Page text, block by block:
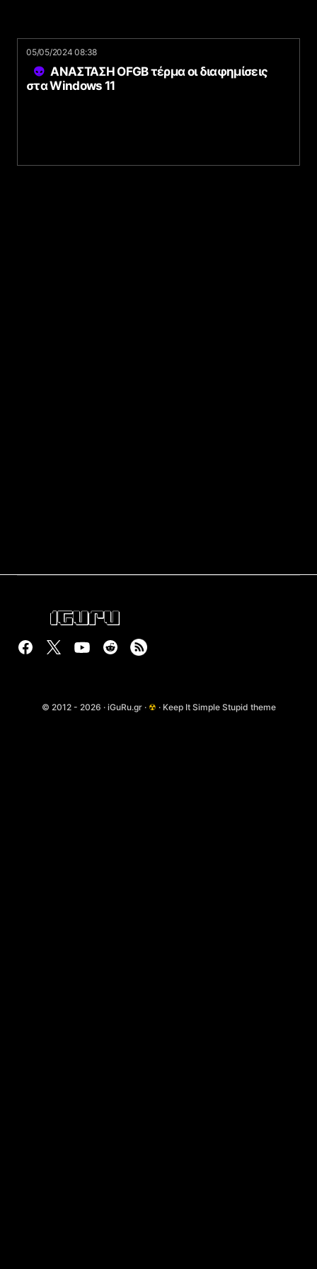
05/05/2024 08:38
ΑΝΑΣΤΑΣΗ OFGB τέρμα οι διαφημίσεις
στα Windows 11
© 2012 - 2026 · iGuRu.gr · ☢ · Keep It Simple Stupid theme